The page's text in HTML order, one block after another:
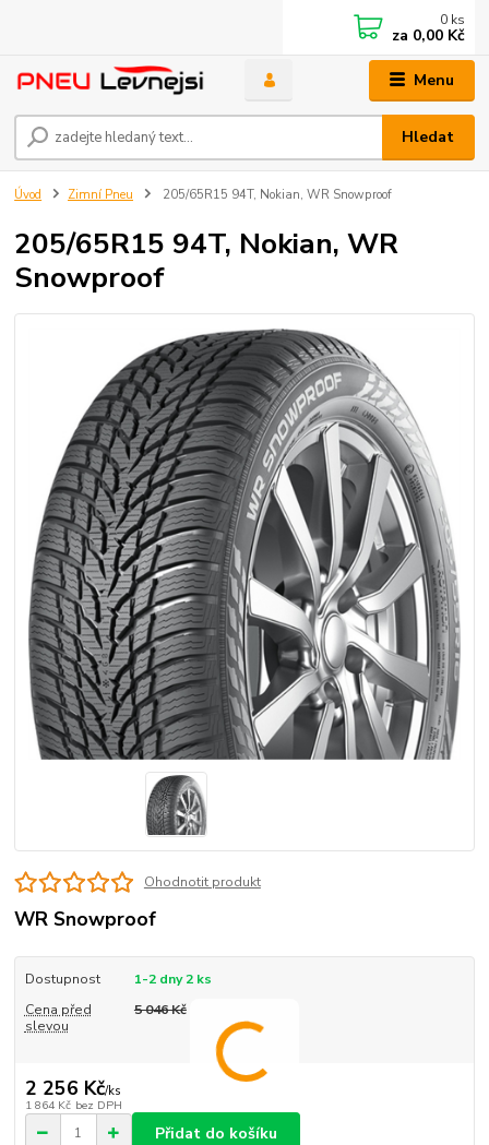
Menu
Hledat
0 ks
za 0,00 Kč
Úvod Zimní Pneu 205/65R15 94T, Nokian, WR Snowproof
205/65R15 94T, Nokian, WR
Snowproof
Ohodnotit produkt
WR Snowproof
Dostupnost
1-2 dny 2 ks
Cena před
slevou
5 046 Kč
2 256 Kč/ks
1 864 Kč bez DPH
Přidat do košíku